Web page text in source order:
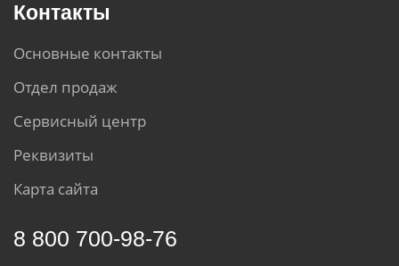
Контакты
Основные контакты
Отдел продаж
Сервисный центр
Реквизиты
Карта сайта
8 800 700-98-76